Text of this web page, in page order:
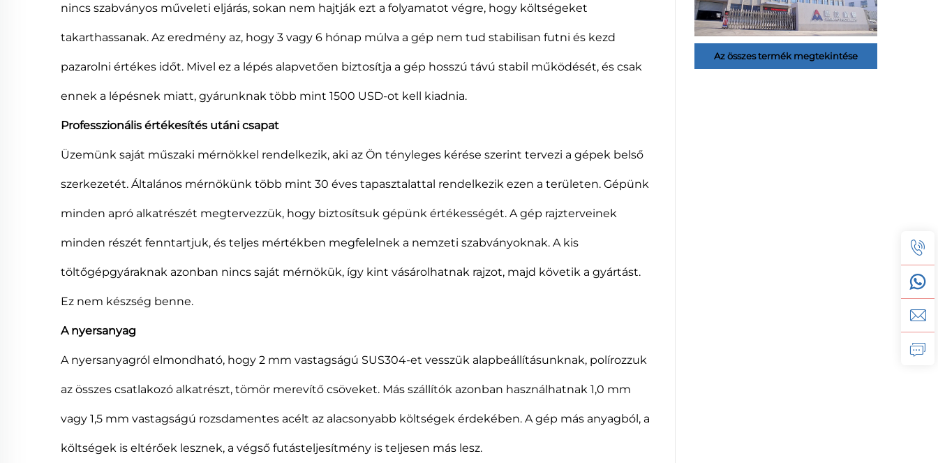
nincs szabványos műveleti eljárás, sokan nem hajtják ezt a folyamatot végre, hogy költségeket
takarthassanak. Az eredmény az, hogy 3 vagy 6 hónap múlva a gép nem tud stabilisan futni és kezd
pazarolni értékes időt. Mivel ez a lépés alapvetően biztosítja a gép hosszú távú stabil működését, és csak
ennek a lépésnek miatt, gyárunknak több mint 1500 USD-ot kell kiadnia.
Professzionális értékesítés utáni csapat
Üzemünk saját műszaki mérnökkel rendelkezik, aki az Ön tényleges kérése szerint tervezi a gépek belső
szerkezetét. Általános mérnökünk több mint 30 éves tapasztalattal rendelkezik ezen a területen. Gépünk
minden apró alkatrészét megtervezzük, hogy biztosítsuk gépünk értékességét. A gép rajzterveinek
minden részét fenntartjuk, és teljes mértékben megfelelnek a nemzeti szabványoknak. A kis
töltőgépgyáraknak azonban nincs saját mérnökük, így kint vásárolhatnak rajzot, majd követik a gyártást.
Ez nem készség benne.
A nyersanyag
A nyersanyagról elmondható, hogy 2 mm vastagságú SUS304-et vesszük alapbeállításunknak, polírozzuk
az összes csatlakozó alkatrészt, tömör merevítő csöveket. Más szállítók azonban használhatnak 1,0 mm
vagy 1,5 mm vastagságú rozsdamentes acélt az alacsonyabb költségek érdekében. A gép más anyagból, a
költségek is eltérőek lesznek, a végső futásteljesítmény is teljesen más lesz.
Az összes termék megtekintése